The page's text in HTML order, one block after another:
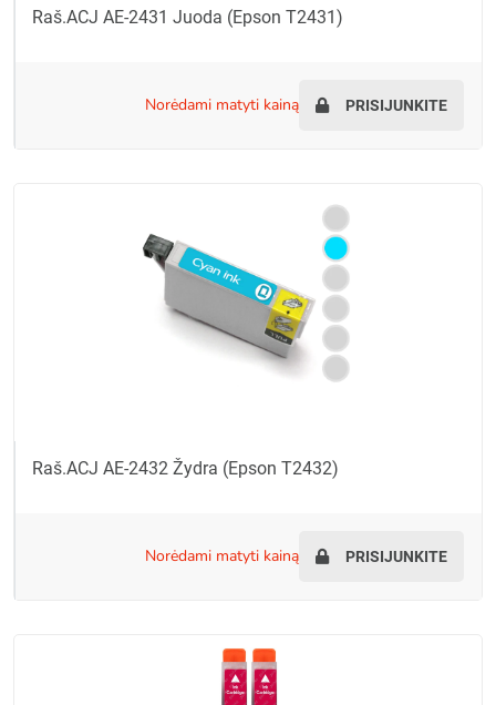
Raš.ACJ AE-2431 Juoda (Epson T2431)
norėdami matyti kainą PRISIJUNKITE
Raš.ACJ AE-2432 Žydra (Epson T2432)
norėdami matyti kainą PRISIJUNKITE